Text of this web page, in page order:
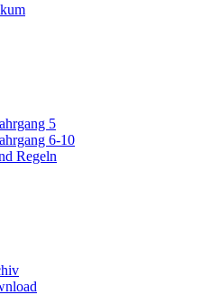
5
6-10
Regeln